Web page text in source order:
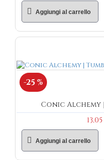
Aggiungi al carrello
-25 %
Conic Alchemy
Aggiungi al carrello